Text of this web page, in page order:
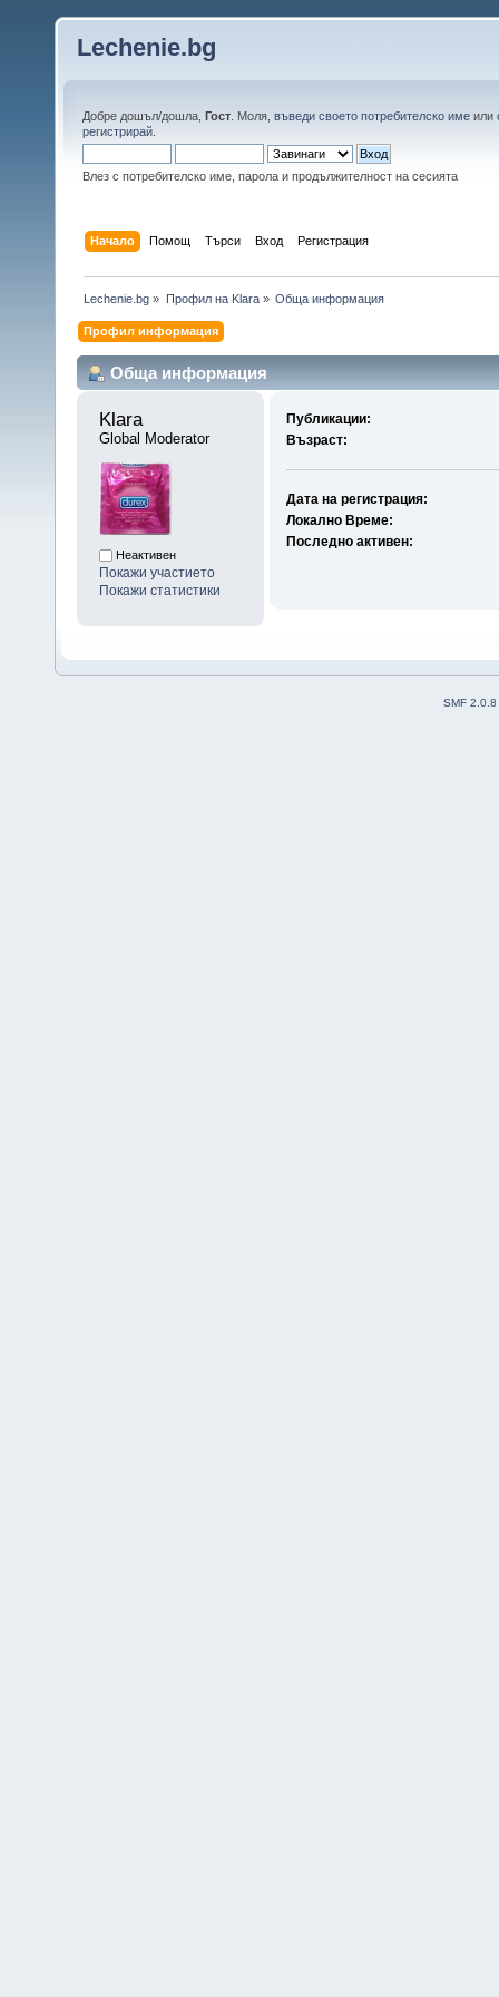
Lechenie.bg
Добре дошъл/дошла, Гост . Моля, въведи своето потребителско име или
регистрирай
Влез с потребителско име, парола и продължителност на сесията
Начало Помощ Търси Вход Регистрация
Lechenie.bg » Профил на Klara» Обща информация
Профил информация
Обща информация
Klara
Global Moderator
Неактивен
Покажи участието
Покажи статистики
Публикации:
Възраст:
Дата на регистрация:
Локално Време:
Последно активен:
SMF 2.0.8